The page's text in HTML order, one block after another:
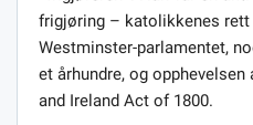
frigjøring – katolikkenes rett
Westminster-parlamentet,
et århundre, og
and Ireland Act of 1800.